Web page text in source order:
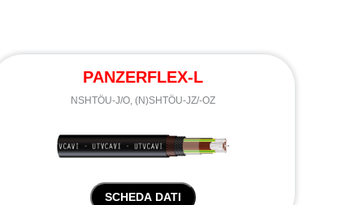
PANZERFLEX-L
NSHTÖU-J/O, (N)SHTÖU-JZ/-OZ
SCHEDA DATI